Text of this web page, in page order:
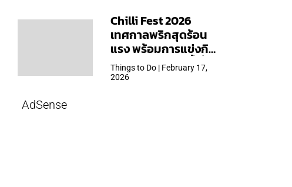
Chilli Fest 2026
เทศกาลพริกสุดร้อน
แรง พร้อมการแข่งกิน
พริก จัด 28 มี.ค.นี้ ที่โรง
แรมคิมป์ตัน มาลัยฯ
Things to Do | February 17,
2026
AdSense